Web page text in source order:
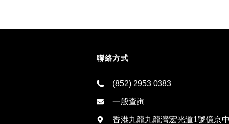
聯絡方式
(852) 2953 0383
一般查詢
香港九龍九龍灣宏光道1號億京